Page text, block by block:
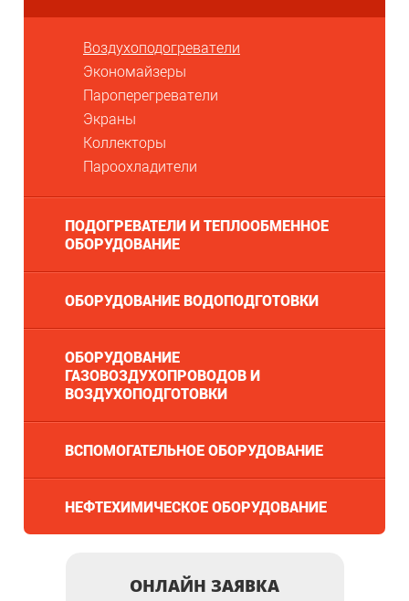
Воздухоподогреватели
Экономайзеры
Пароперегреватели
Экраны
Коллекторы
Пароохладители
ПОДОГРЕВАТЕЛИ И ТЕПЛООБМЕННОЕ
ОБОРУДОВАНИЕ
ОБОРУДОВАНИЕ ВОДОПОДГОТОВКИ
ОБОРУДОВАНИЕ
ГАЗОВОЗДУХОПРОВОДОВ И
ВОЗДУХОПОДГОТОВКИ
ВСПОМОГАТЕЛЬНОЕ ОБОРУДОВАНИЕ
НЕФТЕХИМИЧЕСКОЕ ОБОРУДОВАНИЕ
ОНЛАЙН ЗАЯВКА